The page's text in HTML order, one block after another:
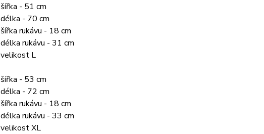
šířka - 51 cm
délka - 70 cm
šířka rukávu - 18 cm
délka rukávu - 31 cm
velikost L
šířka - 53 cm
délka - 72 cm
šířka rukávu - 18 cm
délka rukávu - 33 cm
velikost XL